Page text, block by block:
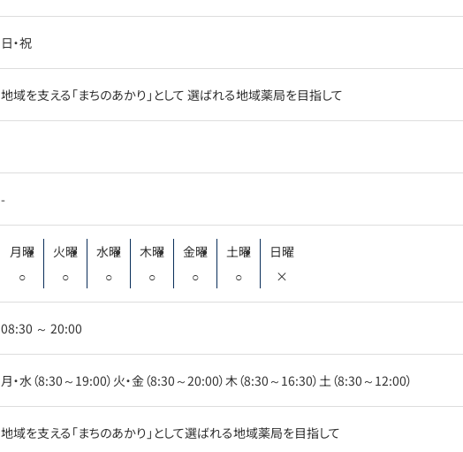
日・祝
地域を支える「まちのあかり」として 選ばれる地域薬局を目指して
-
月曜
○
火曜
○
水曜
○
木曜
○
金曜
○
土曜
○
日曜
×
08:30 ～ 20:00
月・水（8:30～19:00）火・金（8:30～20:00）木（8:30～16:30）土（8:30～12:00）
地域を支える「まちのあかり」として選ばれる地域薬局を目指して